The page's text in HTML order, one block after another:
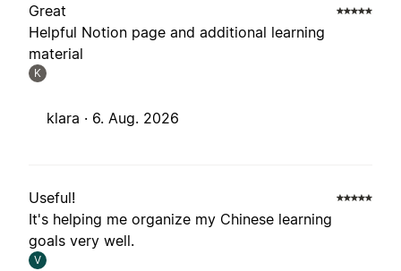
Great
Helpful Notion page and additional learning
material
K
klara · 6. Aug. 2026
Useful!
It's helping me organize my Chinese learning
goals very well.
V